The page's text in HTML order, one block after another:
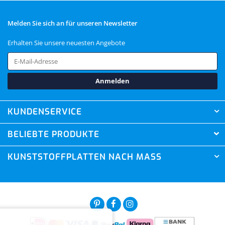
Melden Sie sich an für unseren Newsletter
Erhalten Sie unsere neuesten Angebote
Anmelden
KUNDENSERVICE
BELIEBTE PRODUKTE
KUNSTSTOFFPLATTEN NACH MASS